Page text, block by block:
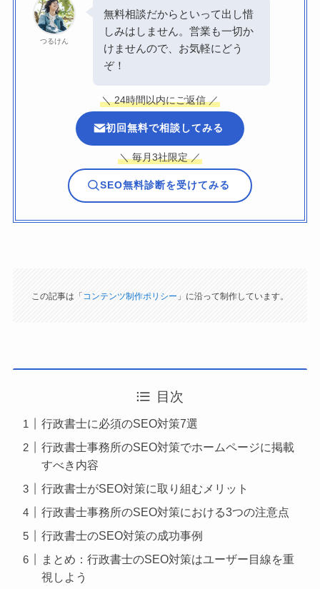
つるけん
無料相談だからといって出し惜
しみはしません。営業も一切か
けませんので、お気軽にどう
ぞ！
＼ 24時間以内にご返信 ／
初回無料で相談してみる
＼ 毎月3社限定 ／
SEO無料診断を受けてみる
この記事は「 コンテンツ制作ポリシー 」に沿って制作しています。
目次
行政書士に必須のSEO対策7選
行政書士事務所のSEO対策でホームページに掲載
すべき内容
行政書士がSEO対策に取り組むメリット
行政書士事務所のSEO対策における3つの注意点
行政書士のSEO対策の成功事例
まとめ：行政書士のSEO対策はユーザー目線を重
視しよう